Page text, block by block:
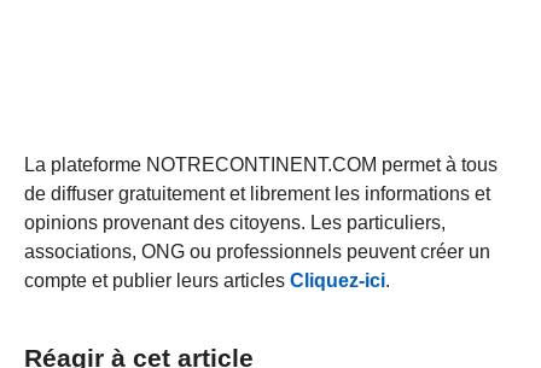
La plateforme NOTRECONTINENT.COM permet à tous
de diffuser gratuitement et librement les informations et
opinions provenant des citoyens. Les particuliers,
associations, ONG ou professionnels peuvent créer un
compte et publier leurs articles Cliquez-ici.
Réagir à cet article